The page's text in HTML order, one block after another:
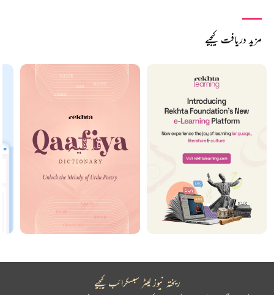
مزید دریافت کیجیے
ریختہ نیوز لیٹر سبسکرائب کیجیے